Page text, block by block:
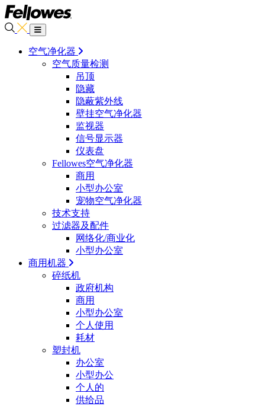
空气净化器
空气质量检测
吊顶
隐藏
隐蔽紫外线
壁挂空气净化器
监视器
信号显示器
仪表盘
Fellowes空气净化器
商用
小型办公室
宠物空气净化器
技术支持
过滤器及配件
网络化/商业化
小型办公室
商用机器
碎纸机
政府机构
商用
小型办公室
个人使用
耗材
塑封机
办公室
小型办公
个人的
供给品